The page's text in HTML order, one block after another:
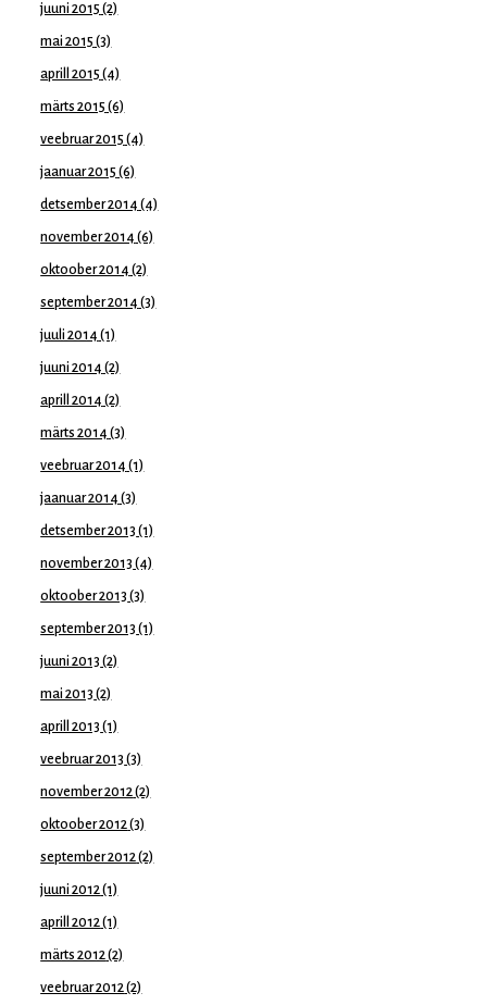
juuni 2015 (2)
mai 2015 (3)
aprill 2015 (4)
märts 2015 (6)
veebruar 2015 (4)
jaanuar 2015 (6)
detsember 2014 (4)
november 2014 (6)
oktoober 2014 (2)
september 2014 (3)
juuli 2014 (1)
juuni 2014 (2)
aprill 2014 (2)
märts 2014 (3)
veebruar 2014 (1)
jaanuar 2014 (3)
detsember 2013 (1)
november 2013 (4)
oktoober 2013 (3)
september 2013 (1)
juuni 2013 (2)
mai 2013 (2)
aprill 2013 (1)
veebruar 2013 (3)
november 2012(2)
oktoober 2012(3)
september 2012(2)
juuni 2012(1)
aprill 2012(1)
märts 2012(2)
veebruar 2012(2)